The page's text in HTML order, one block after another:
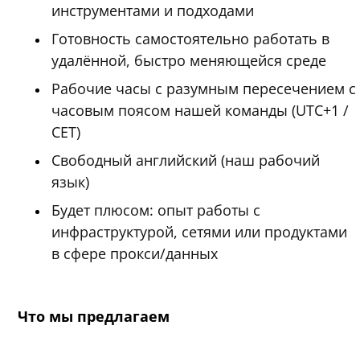
инструментами и подходами
Готовность самостоятельно работать в
удалённой, быстро меняющейся среде
Рабочие часы с разумным пересечением с
часовым поясом нашей команды (UTC+1 /
CET)
Свободный английский (наш рабочий
язык)
Будет плюсом: опыт работы с
инфраструктурой, сетями или продуктами
в сфере прокси/данных
Что мы предлагаем